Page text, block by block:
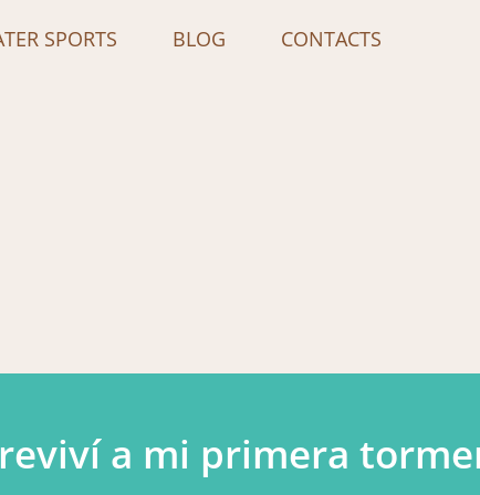
SPORTS BLOG CONTACTS
a mi primera